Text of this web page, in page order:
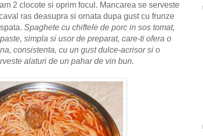
2 clocote si oprim focul. Mancarea se serveste
ras deasupra si ornata dupa gust cu frunze
Spaghete cu chiftele de porc in sos tomat,
simpla si usor de preparat, care-ti ofera o
consistenta, cu un gust dulce-acrisor si o
alaturi de un pahar de vin bun.